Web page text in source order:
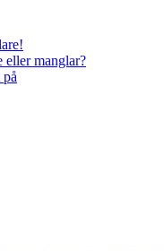
eller manglar?